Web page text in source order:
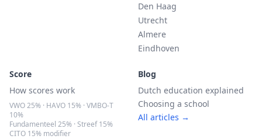
Den Haag
Utrecht
Almere
Eindhoven
Score
How scores work
VWO 25% · HAVO 15% · VMBO-T
10%
Fundamenteel 25% · Streef 15%
CITO 15% modifier
Blog
Dutch education explained
Choosing a school
All articles →